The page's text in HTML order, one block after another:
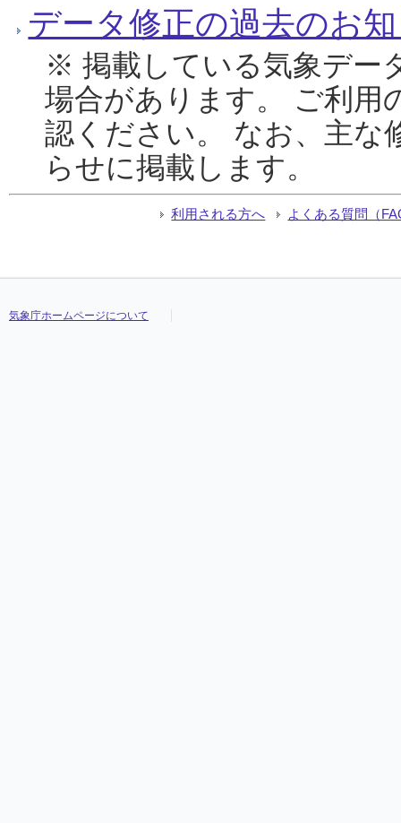
データ修正の過去のお
※ 掲載している気象デー
場合があります。 ご利用
認ください。 なお、主な
らせに掲載します。
利用される方へ よくある質問（
気象庁ホームページについて